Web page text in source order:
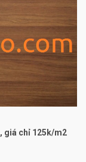
, giá chỉ 125k/m2